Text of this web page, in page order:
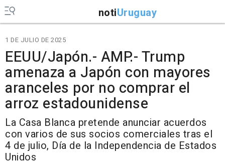
notiUruguay
1 DE JULIO DE 2025
EEUU/Japón.- AMP.- Trump
amenaza a Japón con mayores
aranceles por no comprar el
arroz estadounidense
La Casa Blanca pretende anunciar acuerdos
con varios de sus socios comerciales tras el
4 de julio, Día de la Independencia de Estados
Unidos